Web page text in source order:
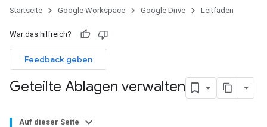
Startseite Google Workspace Google Drive Leitfäden
War das hilfreich?
Feedback geben
Geteilte Ablagen verwalten
Auf dieser Seite